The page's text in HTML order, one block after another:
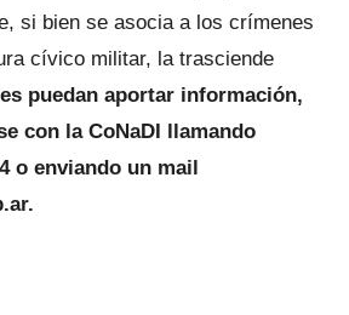
si bien se asocia a los crímenes
cívico militar, la trasciende
puedan aportar información,
con la CoNaDI llamando
o enviando un mail